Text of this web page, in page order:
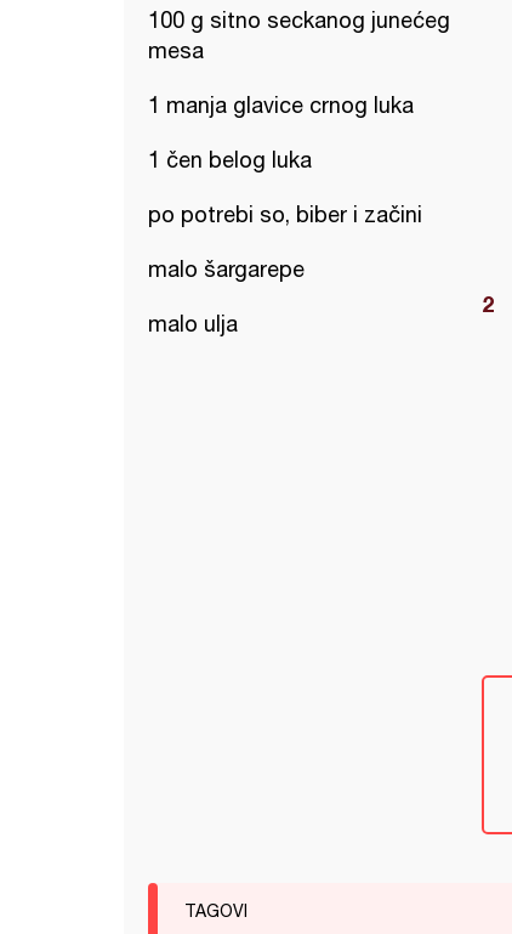
100 g sitno seckanog junećeg
mesa
1 manja glavice crnog luka
1 čen belog luka
po potrebi so, biber i začini
malo šargarepe
malo ulja
TAGOVI